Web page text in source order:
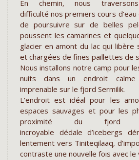
En chemin, nous
difficulté nos premiers cours d'eau
de poursuivre sur de belles
poussent les camarines et
glacier en amont du lac qui libère
et chargées de fines paillettes de
Nous installons notre camp pour
nuits dans un endroit
imprenable sur le fjord Sermilik.
L'endroit est idéal pour les
espaces sauvages et pour les
proximité du fjord
incroyable dédale d’icebergs
lentement vers Tiniteqilaaq,
contraste une nouvelle fois avec